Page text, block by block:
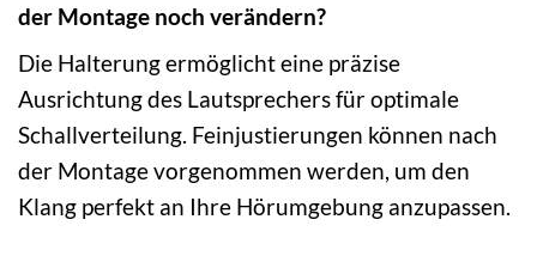
der Montage noch verändern?
Die Halterung ermöglicht eine präzise
Ausrichtung des Lautsprechers für optimale
Schallverteilung. Feinjustierungen können nach
der Montage vorgenommen werden, um den
Klang perfekt an Ihre Hörumgebung anzupassen.